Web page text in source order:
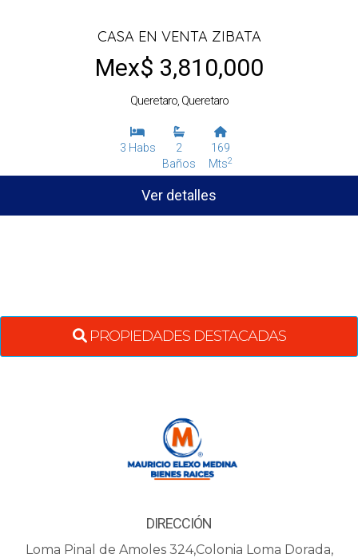
CASA EN VENTA ZIBATA
Mex$ 3,810,000
Queretaro, Queretaro
3 Habs
2
Baños
169
Mts2
Ver detalles
PROPIEDADES DESTACADAS
DIRECCIÓN
Loma Pinal de Amoles 324,Colonia Loma Dorada,